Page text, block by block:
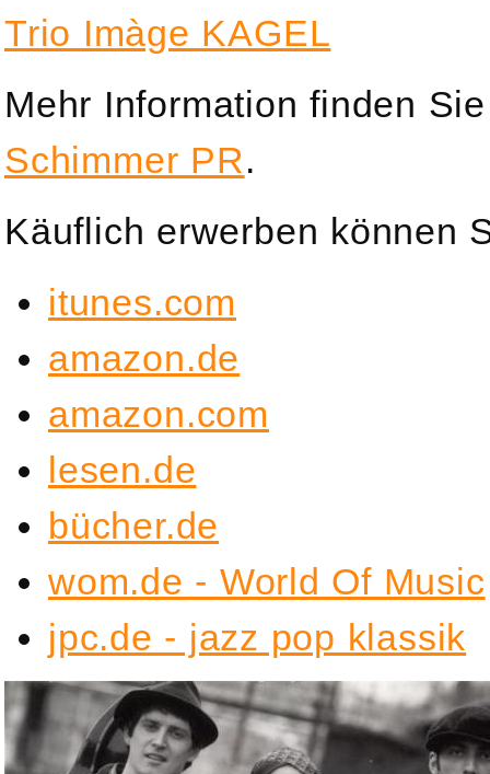
Trio Imàge KAGEL
Mehr Information finden
Schimmer PR.
Käuflich erwerben können
itunes.com
amazon.de
amazon.com
lesen.de
bücher.de
wom.de - World Of Music
jpc.de - jazz pop klassik